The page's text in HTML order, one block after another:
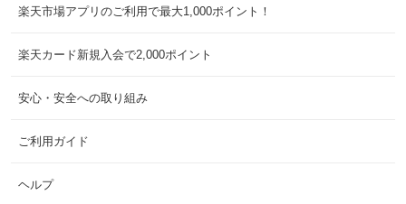
楽天市場アプリのご利用で最大1,000ポイント！
楽天カード新規入会で2,000ポイント
安心・安全への取り組み
ご利用ガイド
ヘルプ